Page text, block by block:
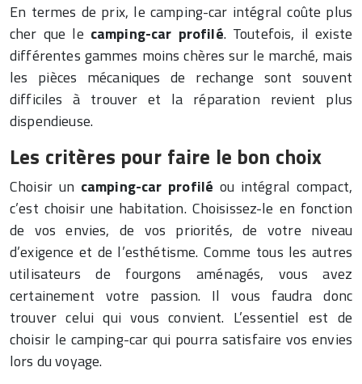
En termes de prix, le camping-car intégral coûte plus
cher que le camping-car profilé. Toutefois, il existe
différentes gammes moins chères sur le marché, mais
les pièces mécaniques de rechange sont souvent
difficiles à trouver et la réparation revient plus
dispendieuse.
Les critères pour faire le bon choix
Choisir un camping-car profilé ou intégral compact,
c’est choisir une habitation. Choisissez-le en fonction
de vos envies, de vos priorités, de votre niveau
d’exigence et de l’esthétisme. Comme tous les autres
utilisateurs de fourgons aménagés, vous avez
certainement votre passion. Il vous faudra donc
trouver celui qui vous convient. L’essentiel est de
choisir le camping-car qui pourra satisfaire vos envies
lors du voyage.